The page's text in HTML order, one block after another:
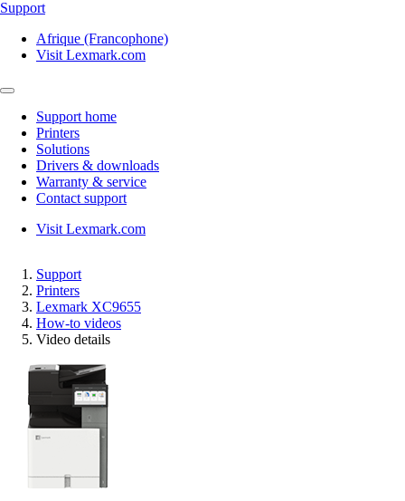
Support
Afrique (Francophone)
Visit Lexmark.com
Support home
Printers
Solutions
Drivers & downloads
Warranty & service
Contact support
Visit Lexmark.com
Support
Printers
Lexmark XC9655
How-to videos
Video details